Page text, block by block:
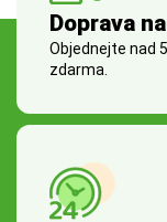
Doprava
Objednejte nad
zdarma.